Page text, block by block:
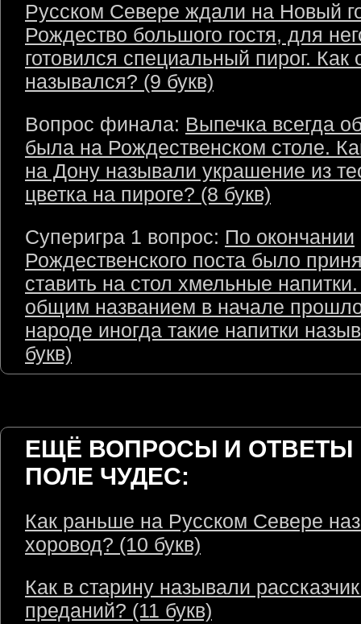
Русском Севере ждали на Новый
Рождество большого гостя, для
готовился специальный пирог. Как
назывался? (9 букв)
Вопрос финала: Выпечка всегда
была на Рождественском столе.
на Дону называли украшение из
цветка на пироге? (8 букв)
Суперигра 1 вопрос: По окончании
Рождественского поста было
ставить на стол хмельные
общим названием в начале
народе иногда такие напитки
букв)
ЕЩЁ ВОПРОСЫ И ОТВЕТЫ
ПОЛЕ ЧУДЕС:
Как раньше на Русском Севере
хоровод? (10 букв)
Как в старину называли
преданий? (11 букв)